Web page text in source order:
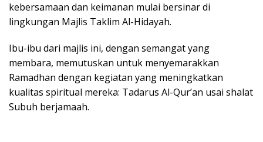
kebersamaan dan keimanan mulai bersinar di
lingkungan Majlis Taklim Al-Hidayah.
Ibu-ibu dari majlis ini, dengan semangat yang
membara, memutuskan untuk menyemarakkan
Ramadhan dengan kegiatan yang meningkatkan
kualitas spiritual mereka: Tadarus Al-Qur’an usai shalat
Subuh berjamaah.